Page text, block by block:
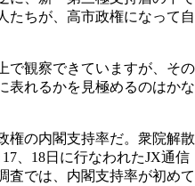
たちが、高市政権になって自
で観察できていますが、その
表れるかを見極めるのはかな
権の内閣支持率だ。衆院解散
、18日に行なわれたJX通信
査では、内閣支持率が初めて